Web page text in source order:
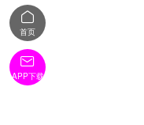

首页

APP下载